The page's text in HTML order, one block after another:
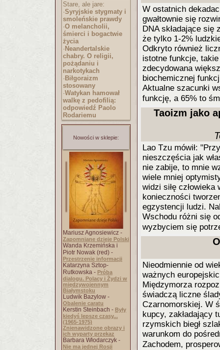
Stare, ale jare:
·Syryjskie stygmaty i
smoleńskie prawdy
·O melancholii,
śmierci i bogactwie
życia
· Neandertalskie
chabry. O religii,
pożądaniu i
narkotykach
· Biłgoraizm
stosowany
·Watykan hamował
walkę z pedofilią:
odpowiedź Paolo
Rodariemu
Nowości w sklepie:
Mariusz Agnosiewicz -
Zapomniane dzieje Polski
Wanda Krzemińska i
Piotr Nowak (red) -
Przestrzenie informacji
Katarzyna Sztop-
Rutkowska - Próba
dialogu. Polacy i Żydzi w
międzywojennym
Białymstoku
Ludwik Bazylow -
Obalenie caratu
Kerstin Steinbach - Były
kiedyś lepsze czasy...
(1965-1975)
Znienawidzone obrazy i
ich wyparty przekaz
Barbara Włodarczyk -
Nie ma jednej Rosji
W ostatnich
gwałtownie się
DNA składające się
że tylko 1-2%
Odkryto również
istotne funkcje,
zdecydowana
biochemicznej
Aktualne szacunki
funkcję, a 65% to
Taoizm jako
Lao Tzu mówił:
nieszczęścia jak
nie zabije, to mnie
wiele mniej
widzi siłę
konieczności
egzystencji ludzi.
Wschodu różni się
wyzbyciem się
Nieodmiennie od
ważnych
Międzymorza
świadczą liczne
Czarnomorskiej. W
kupcy, zakładający
rzymskich biegł
warunkom do
Zachodem,